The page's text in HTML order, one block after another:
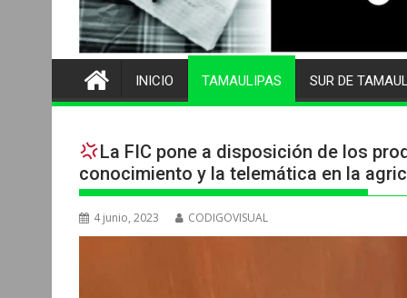
INICIO TAMAULIPAS SUR DE
La FIC pone a disposición de los
conocimiento y la telemática en la
4 junio, 2023 CODIGOVISUAL